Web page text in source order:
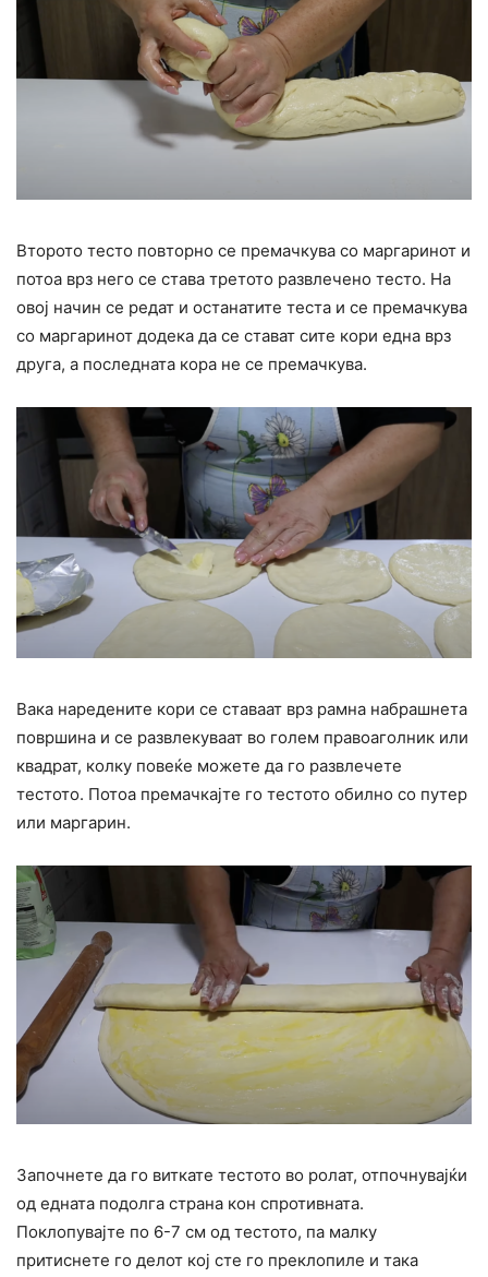
Второто тесто повторно се премачкува со маргаринот и
потоа врз него се става третото развлечено тесто. На
овој начин се редат и останатите теста и се премачкува
со маргаринот додека да се стават сите кори една врз
друга, а последната кора не се премачкува.
Вака наредените кори се ставаат врз рамна набрашнета
површина и се развлекуваат во голем правоаголник или
квадрат, колку повеќе можете да го развлечете
тестото. Потоа премачкајте го тестото обилно со путер
или маргарин.
Започнете да го виткате тестото во ролат, отпочнувајќи
од едната подолга страна кон спротивната.
Поклопувајте по 6-7 см од тестото, па малку
притиснете го делот кој сте го преклопиле и така